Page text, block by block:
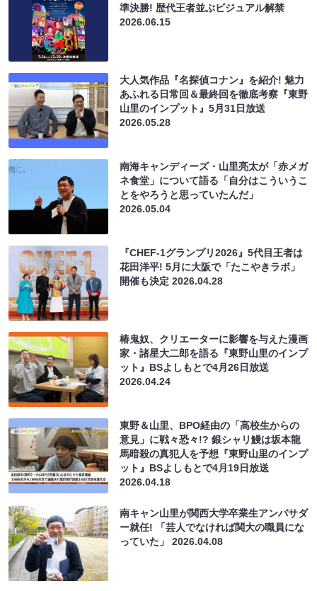
準決勝! 歴代王者並ぶビジュアル解禁
2026.06.15
大人気作品『名探偵コナン』を紹介! 魅力
あふれる日常回＆最終回を徹底考察『東野
山里のインプット』5月31日放送
2026.05.28
南海キャンディーズ・山里亮太が「赤メガ
ネ食堂」について語る「自分はこういうこ
とをやろうと思っていたんだ」
2026.05.04
『CHEF-1グランプリ2026』5代目王者は
花田洋平! 5月に大阪で「たこやきラボ」
開催も決定2026.04.28
椿鬼奴、クリエーターに影響を与えた漫画
家・諸星大二郎を語る『東野山里のインプ
ット』BSよしもとで4月26日放送
2026.04.24
東野＆山里、BPO経由の「高校生からの
意見」に戦々恐々!? 銀シャリ鰻は坂本龍
馬暗殺の真犯人を予想『東野山里のインプ
ット』BSよしもとで4月19日放送
2026.04.18
南キャン山里が関西大学卒業生アンバサダ
ー就任! 「芸人でなければ関大の職員にな
っていた」2026.04.08